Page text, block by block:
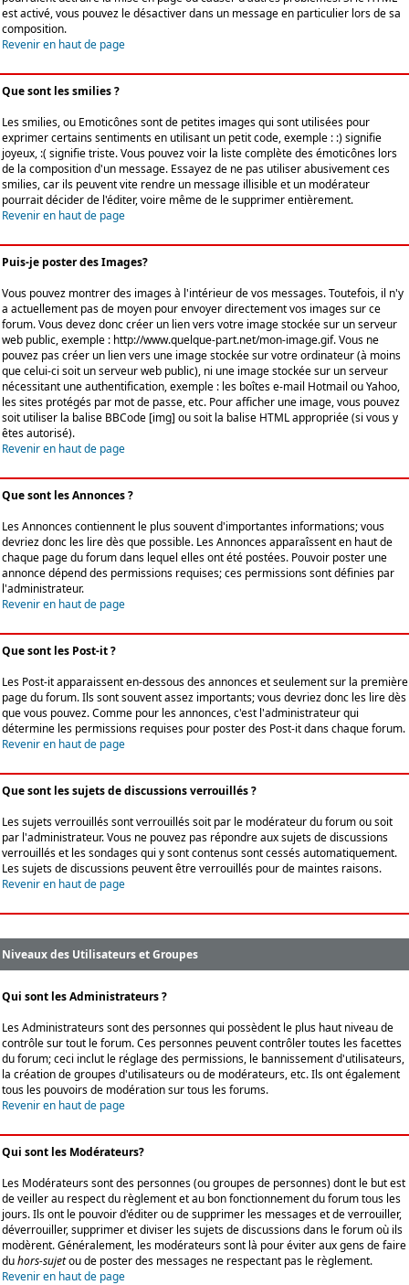
est activé, vous pouvez le désactiver dans un message en particulier lors de sa
composition.
Revenir en haut de page
Que sont les smilies ?
Les smilies, ou Emoticônes sont de petites images qui sont utilisées pour
exprimer certains sentiments en utilisant un petit code, exemple : :) signifie
joyeux, :( signifie triste. Vous pouvez voir la liste complète des émoticônes lors
de la composition d'un message. Essayez de ne pas utiliser abusivement ces
smilies, car ils peuvent vite rendre un message illisible et un modérateur
pourrait décider de l'éditer, voire même de le supprimer entièrement.
Revenir en haut de page
Puis-je poster des Images?
Vous pouvez montrer des images à l'intérieur de vos messages. Toutefois, il n'y
a actuellement pas de moyen pour envoyer directement vos images sur ce
forum. Vous devez donc créer un lien vers votre image stockée sur un serveur
web public, exemple : http://www.quelque-part.net/mon-image.gif. Vous ne
pouvez pas créer un lien vers une image stockée sur votre ordinateur (à moins
que celui-ci soit un serveur web public), ni une image stockée sur un serveur
nécessitant une authentification, exemple : les boîtes e-mail Hotmail ou Yahoo,
les sites protégés par mot de passe, etc. Pour afficher une image, vous pouvez
soit utiliser la balise BBCode [img] ou soit la balise HTML appropriée (si vous y
êtes autorisé).
Revenir en haut de page
Que sont les Annonces ?
Les Annonces contiennent le plus souvent d'importantes informations; vous
devriez donc les lire dès que possible. Les Annonces apparaîssent en haut de
chaque page du forum dans lequel elles ont été postées. Pouvoir poster une
annonce dépend des permissions requises; ces permissions sont définies par
l'administrateur.
Revenir en haut de page
Que sont les Post-it ?
Les Post-it apparaissent en-dessous des annonces et seulement sur la première
page du forum. Ils sont souvent assez importants; vous devriez donc les lire dès
que vous pouvez. Comme pour les annonces, c'est l'administrateur qui
détermine les permissions requises pour poster des Post-it dans chaque forum.
Revenir en haut de page
Que sont les sujets de discussions verrouillés ?
Les sujets verrouillés sont verrouillés soit par le modérateur du forum ou soit
par l'administrateur. Vous ne pouvez pas répondre aux sujets de discussions
verrouillés et les sondages qui y sont contenus sont cessés automatiquement.
Les sujets de discussions peuvent être verrouillés pour de maintes raisons.
Revenir en haut de page
Niveaux des Utilisateurs et Groupes
Qui sont les Administrateurs ?
Les Administrateurs sont des personnes qui possèdent le plus haut niveau de
contrôle sur tout le forum. Ces personnes peuvent contrôler toutes les facettes
du forum; ceci inclut le réglage des permissions, le bannissement d'utilisateurs,
la création de groupes d'utilisateurs ou de modérateurs, etc. Ils ont également
tous les pouvoirs de modération sur tous les forums.
Revenir en haut de page
Qui sont les Modérateurs?
Les Modérateurs sont des personnes (ou groupes de personnes) dont le but est
de veiller au respect du règlement et au bon fonctionnement du forum tous les
jours. Ils ont le pouvoir d'éditer ou de supprimer les messages et de verrouiller,
déverrouiller, supprimer et diviser les sujets de discussions dans le forum où ils
modèrent. Généralement, les modérateurs sont là pour éviter aux gens de faire
duhors-sujetou de poster des messages ne respectant pas le règlement.
Revenir en haut de page